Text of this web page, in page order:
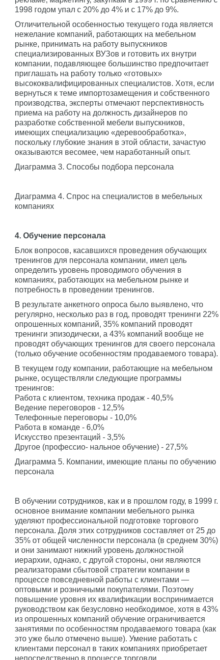
1998 годом упал с 20% до 4% и с 17% до 9%.
Отличительной особенностью текущего года является
нежелание компаний, работающих на мебельном
рынке, принимать на работу выпускников
специализированных ВУЗов и готовить их внутри
компании, подавляющее большинство предпочитает
приглашать на работу только «готовых»
высококвалифицированных специалистов. Хотя, если
вернуться к теме импортозамещения и собственного
производства, эксперты отмечают перспективность
приема на работу на должность дизайнеров по
разработке собственной мебели выпускников,
имеющих специализацию «деревообработка»,
поскольку глубокие знания в этой области, зачастую
оказываются весомее, чем наработанный опыт.
Диаграмма 3. Способы подбора персонала
Диаграмма 4. Спрос на специалистов в мебельных
компаниях
4. Обучение персонала
Блок вопросов, касавшихся проведения обучающих
тренингов для персонала компании, имел цель
определить уровень проводимого обучения в
компаниях, работающих на мебельном рынке и
потребность в проведении тренингов.
В результате анкетного опроса было выявлено, что
регулярно, несколько раз в год, проводят тренинги 22%
опрошенных компаний, 35% компаний проводят
тренинги эпизодически, а 43% компаний вообще не
проводят обучающих тренингов для своего персонала
(только обучение особенностям продаваемого товара).
В текущем году компании, работающие на мебельном
рынке, осуществляли следующие программы
тренингов:
Работа с клиентом, техника продаж - 40,5%
Ведение переговоров - 12,5%
Телефонные переговоры - 10,0%
Работа в команде - 6,0%
Искусство презентаций - 3,5%
Другое (профессио- нальное обучение) - 27,5%
Диаграмма 5. Компании, имеющие планы по обучению
персонала
В обучении сотрудников, как и в прошлом году, в 1999 г.
основное внимание компании мебельного рынка
уделяют профессиональной подготовке торгового
персонала. Доля этих сотрудников составляет от 25 до
35% от общей численности персонала (в среднем 30%)
и они занимают нижний уровень должностной
иерархии, однако, с другой стороны, они являются
реализаторами сбытовой стратегии компании в
процессе повседневной работы с клиентами —
оптовыми и розничными покупателями. Поэтому
повышение уровня их квалификации воспринимается
руководством как безусловно необходимое, хотя в 43%
из опрошенных компаний обучение ограничивается
занятиями по особенностям продаваемого товара (как
это уже было отмечено выше). Умение работать с
клиентами персонал в таких компаниях приобретает
непосредственно в процессе торговли.